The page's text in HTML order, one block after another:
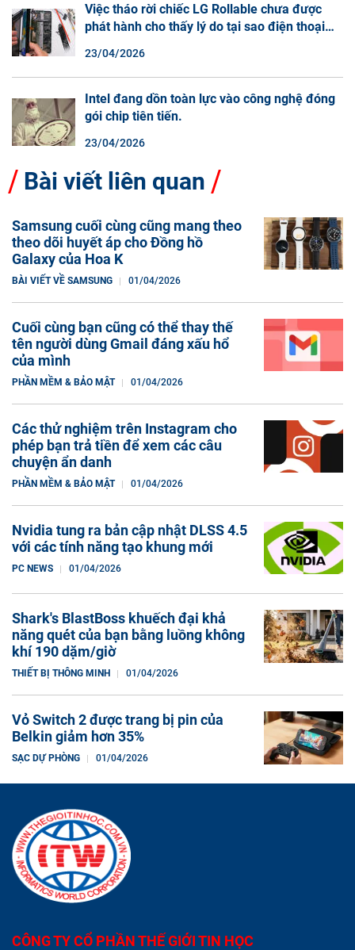
Việc tháo rời chiếc LG Rollable chưa được
phát hành cho thấy lý do tại sao điện thoại
23/04/2026
Intel đang dồn toàn lực vào công nghệ đóng
gói chip tiên tiến.
23/04/2026
Bài viết liên quan
Samsung cuối cùng cũng mang theo
theo dõi huyết áp cho Đồng hồ
Galaxy của Hoa K
BÀI VIẾT VỀ SAMSUNG 01/04/2026
Cuối cùng bạn cũng có thể thay thế
tên người dùng Gmail đáng xấu hổ
của mình
PHẦN MỀM & BẢO MẬT 01/04/2026
Các thử nghiệm trên Instagram cho
phép bạn trả tiền để xem các câu
chuyện ẩn danh
PHẦN MỀM & BẢO MẬT 01/04/2026
Nvidia tung ra bản cập nhật DLSS 4.5
với các tính năng tạo khung mới
PC NEWS 01/04/2026
Shark's BlastBoss khuếch đại khả
năng quét của bạn bằng luồng không
khí 190 dặm/giờ
THIẾT BỊ THÔNG MINH 01/04/2026
Vỏ Switch 2 được trang bị pin của
Belkin giảm hơn 35%
SẠC DỰ PHÒNG 01/04/2026
CÔNG TY CỔ PHẦN THẾ GIỚI TIN HỌC